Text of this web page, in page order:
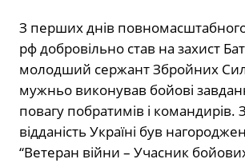
З перших днів
рф добровільно став на захист
молодший сержант Збройних Сил
мужньо виконував бойові
повагу побратимів і командирів.
відданість Україні був
“Ветеран війни – Учасник